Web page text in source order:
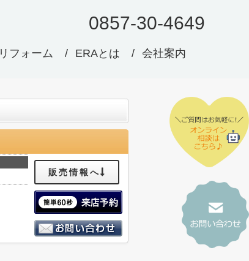
0857-30-4649
リフォーム ERAとは 会社案内
販売情報へ